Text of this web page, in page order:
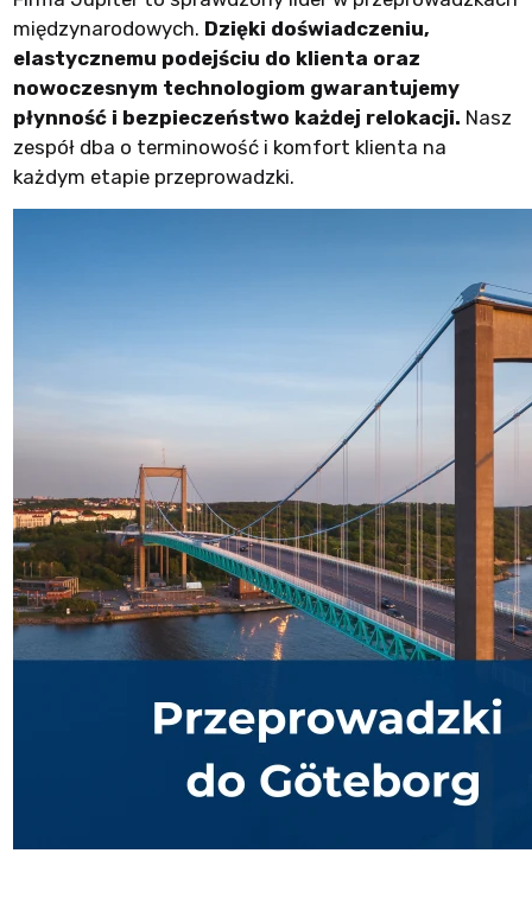
międzynarodowych. Dzięki doświadczeniu,
elastycznemu podejściu do klienta oraz
nowoczesnym technologiom gwarantujemy
płynność i bezpieczeństwo każdej relokacji. Nasz
zespół dba o terminowość i komfort klienta na
każdym etapie przeprowadzki.